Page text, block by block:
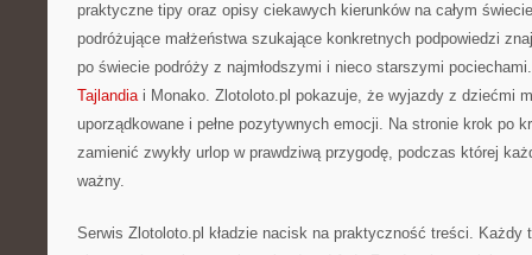
praktyczne tipy oraz opisy ciekawych kierunków na całym
podróżujące małżeństwa szukające konkretnych podpowiedzi
po świecie podróży z najmłodszymi i nieco starszymi
Tajlandiai Monako. Zlotoloto.pl pokazuje, że wyjazdy z dziećmi
uporządkowane i pełne pozytywnych emocji. Na stronie krok po
zamienić zwykły urlop w prawdziwą przygodę, podczas której
ważny.
Serwis Zlotoloto.pl kładzie nacisk na praktyczność treści. Każdy